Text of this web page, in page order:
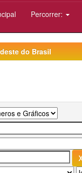
Percorrer:
do Brasil